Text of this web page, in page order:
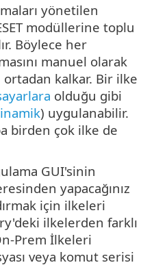
yönetilen
modüllerine toplu
Böylece her
manuel olarak
kalkar. Bir ilke
olduğu gibi
) uygulanabilir.
birden çok ilke de
GUI'sinin
yapacağınız
için ilkeleri
ilkelerden farklı
Prem İlkeleri
veya komut serisi